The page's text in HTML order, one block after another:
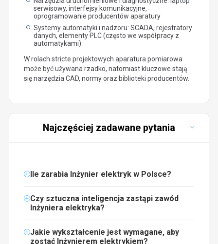
serwisowy, interfejsy komunikacyjne,
oprogramowanie producentów aparatury
Systemy automatyki i nadzoru: SCADA, rejestratory
danych, elementy PLC (często we współpracy z
automatykami)
W rolach stricte projektowych aparatura pomiarowa
może być używana rzadko, natomiast kluczowe stają
się narzędzia CAD, normy oraz biblioteki producentów.
Najczęściej zadawane pytania
Ile zarabia Inżynier elektryk w Polsce?
Czy sztuczna inteligencja zastąpi zawód
Inżyniera elektryka?
Jakie wykształcenie jest wymagane, aby
zostać Inżynierem elektrykiem?